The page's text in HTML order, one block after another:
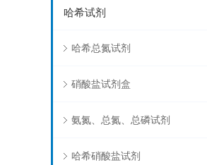
哈希试剂
哈希总氮试剂
硝酸盐试剂盒
氨氮、总氮、总磷试剂
哈希硝酸盐试剂